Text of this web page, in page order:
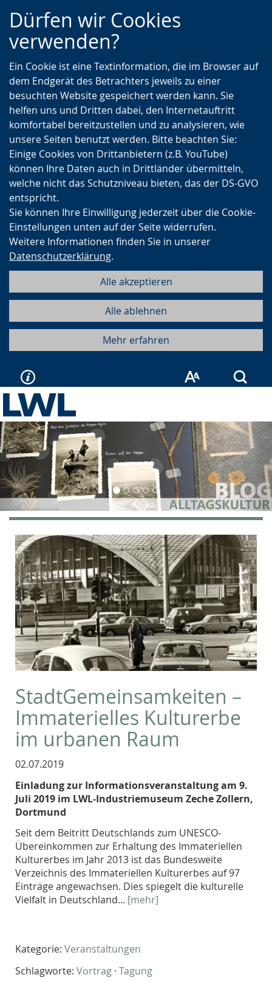
Zur
Hauptnavigation
Zur
Seitennavigation
Zum
Inhalt
Dürfen wir Cookies
verwenden?
Ein Cookie ist eine Textinformation, die im Browser auf
dem Endgerät des Betrachters jeweils zu einer
besuchten Website gespeichert werden kann. Sie
helfen uns und Dritten dabei, den Internetauftritt
komfortabel bereitzustellen und zu analysieren, wie
unsere Seiten benutzt werden. Bitte beachten Sie:
Einige Cookies von Drittanbietern (z.B. YouTube)
können Ihre Daten auch in Drittländer übermitteln,
welche nicht das Schutzniveau bieten, das der DS-GVO
entspricht.
Sie können Ihre Einwilligung jederzeit über die Cookie-
Einstellungen unten auf der Seite widerrufen.
Weitere Informationen finden Sie in unserer
Datenschutzerklärung.
Alle akzeptieren
Alle ablehnen
Mehr erfahren
Vorherige
StadtGemeinsamkeiten –
Immaterielles Kulturerbe
im urbanen Raum
02.07.2019
Einladung zur Informationsveranstaltung am 9.
Juli 2019 im LWL-Industriemuseum Zeche Zollern,
Dortmund
Seit dem Beitritt Deutschlands zum UNESCO-
Übereinkommen zur Erhaltung des Immateriellen
Kulturerbes im Jahr 2013 ist das Bundesweite
Verzeichnis des Immateriellen Kulturerbes auf 97
Einträge angewachsen. Dies spiegelt die kulturelle
Vielfalt in Deutschland... [mehr]
Kategorie: Veranstaltungen
Schlagworte: Vortrag · Tagung